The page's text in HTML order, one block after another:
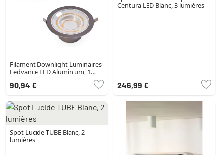
Filament Downlight Luminaires
Ledvance LED Aluminium, 1
90,94 €
Centura LED Blanc, 3 lumières
246,99 €
Spot Lucide TUBE Blanc, 2
lumières